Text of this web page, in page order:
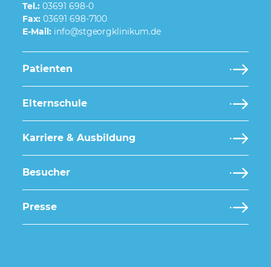
Tel.: 03691 698-0
Fax: 03691 698-7100
E-Mail:
Patienten
Elternschule
Karriere & Ausbildung
Besucher
Presse